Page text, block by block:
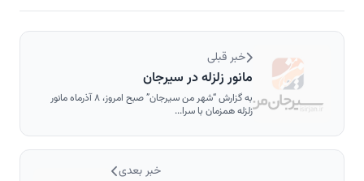
خبر قبلی
⁨مانور زلزله در سیرجان
به گزارش “شهر من سیرجان” صبح امروز، ۸ آذرماه مانور
زلزله همزمان با سرا...
خبر بعدی